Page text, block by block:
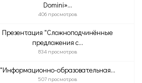
Domini»...
406 просмотров
Презентация "Сложноподчинённые
предложения с...
834 просмотров
"Информационно-образовательная...
507 просмотров